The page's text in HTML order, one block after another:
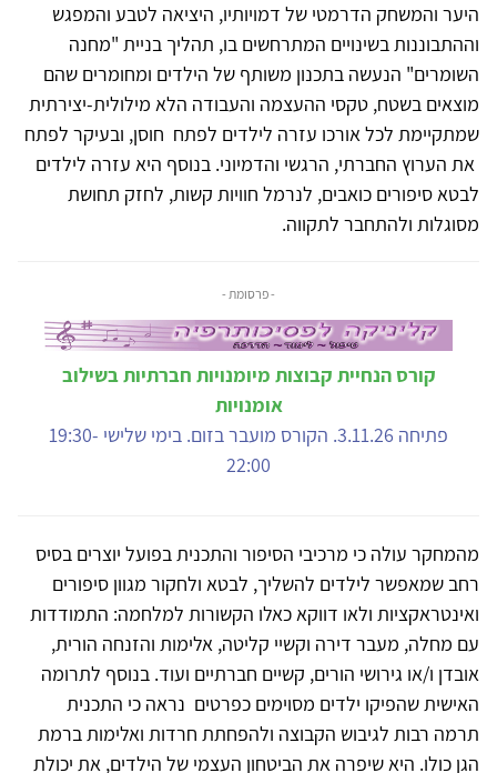
היער והמשחק הדרמטי של דמויותיו, היציאה לטבע והמפגש
וההתבוננות בשינויים המתרחשים בו, תהליך בניית "מחנה
השומרים" הנעשה בתכנון משותף של הילדים ומחומרים שהם
מוצאים בשטח, טקסי ההעצמה והעבודה הלא מילולית-יצירתית
שמתקיימת לכל אורכו עזרה לילדים לפתח חוסן, ובעיקר לפתח
את הערוץ החברתי, הרגשי והדמיוני. בנוסף היא עזרה לילדים
לבטא סיפורים כואבים, לנרמל חוויות קשות, לחזק תחושת
מסוגלות ולהתחבר לתקווה.
- פרסומת -
קורס הנחיית קבוצות מיומנויות חברתיות בשילוב
אומנויות
פתיחה 3.11.26. הקורס מועבר בזום. בימי שלישי 19:30-
22:00
מהמחקר עולה כי מרכיבי הסיפור והתכנית בפועל יוצרים בסיס
רחב שמאפשר לילדים להשליך, לבטא ולחקור מגוון סיפורים
ואינטראקציות ולאו דווקא כאלו הקשורות למלחמה: התמודדות
עם מחלה, מעבר דירה וקשיי קליטה, אלימות והזנחה הורית,
אובדן ו/או גירושי הורים, קשיים חברתיים ועוד. בנוסף לתרומה
האישית שהפיקו ילדים מסוימים כפרטים נראה כי התכנית
תרמה רבות לגיבוש הקבוצה ולהפחתת חרדות ואלימות ברמת
הגן כולו. היא שיפרה את הביטחון העצמי של הילדים, את יכולת